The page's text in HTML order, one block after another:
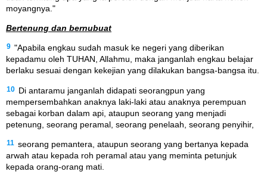
moyangnya."
Bertenung dan bernubuat
9 "Apabila engkau sudah masuk ke negeri yang diberikan
kepadamu oleh TUHAN, Allahmu, maka janganlah engkau belajar
berlaku sesuai dengan kekejian yang dilakukan bangsa-bangsa itu.
10 Di antaramu janganlah didapati seorangpun yang
mempersembahkan anaknya laki-laki atau anaknya perempuan
sebagai korban dalam api, ataupun seorang yang menjadi
petenung, seorang peramal, seorang penelaah, seorang penyihir,
11 seorang pemantera, ataupun seorang yang bertanya kepada
arwah atau kepada roh peramal atau yang meminta petunjuk
kepada orang-orang mati.